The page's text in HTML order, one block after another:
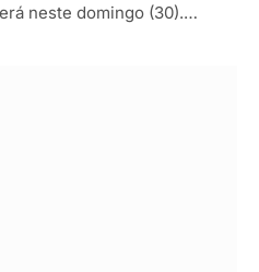
neste domingo (30).…